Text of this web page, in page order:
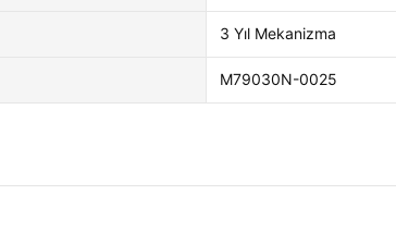
3 Yıl Mekanizma
M79030N-0025